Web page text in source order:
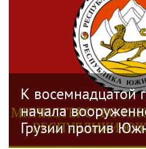
К восемнадцатой
начала
Грузии против